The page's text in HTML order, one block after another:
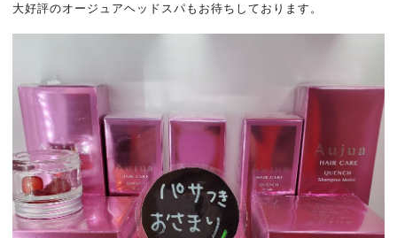
大好評のオージュアヘッドスパもお待ちしております。